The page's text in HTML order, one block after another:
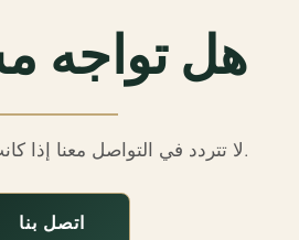
هل تواجه
لا تتردد في التواصل معنا إذا كانت لديك أسئلة تقنية.
اتصل بنا